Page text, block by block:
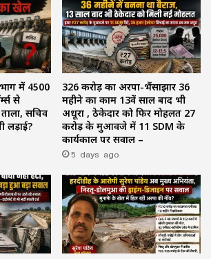
में ₹4500
से
सचिव
लड़ाई?
₹326 करोड़ का अरपा-भैंसाझार 36
महीने का काम 13वें साल बाद भी
अधूरा , ठेकेदार को फिर मोहलत ₹27
करोड़ के मुआवजे में 11 SDM के
कार्यकाल पर सवाल –
5 days ago